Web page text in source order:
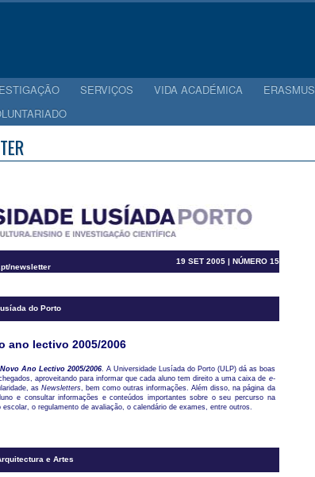
SERVIÇOS VIDA ACADÉMICA ERASMUS
newsletter
19 SET 2005 | NÚMERO 15
do Porto
ano lectivo 2005/2006
Novo Ano Lectivo 2005/2006. A Universidade Lusíada do Porto (ULP) dá as boas
aproveitando para informar que cada aluno tem direito a uma caixa de e-
asNewsletters, bem como outras informações. Além disso, na página da
e consultar informações e conteúdos importantes sobre o seu percurso na
o regulamento de avaliação, o calendário de exames, entre outros.
e Artes